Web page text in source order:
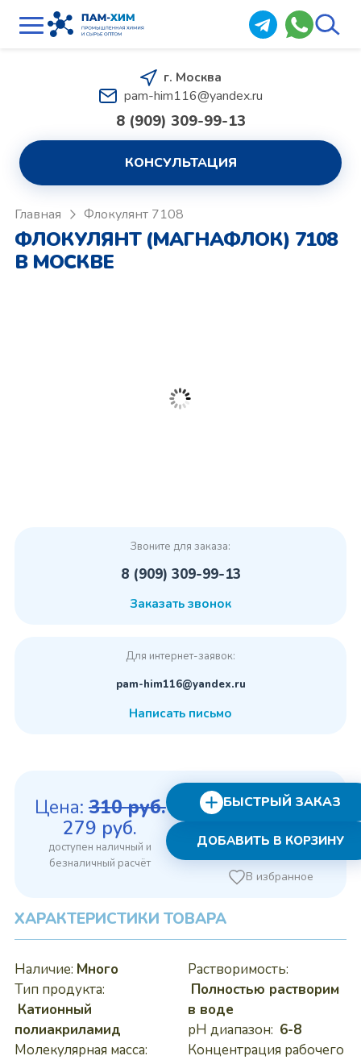
г. Москва
pam-him116@yandex.ru
8 (909) 309-99-13
КОНСУЛЬТАЦИЯ
Главная Флокулянт 7108
ФЛОКУЛЯНТ (МАГНАФЛОК) 7108
В МОСКВЕ
Звоните для заказа:
8 (909) 309-99-13
Заказать звонок
Для интернет-заявок:
pam-him116@yandex.ru
Написать письмо
Цена: 310руб.
Первоначальная
цена
составляла
279 руб. Текущая
цена:
279 руб..
ДОБАВИТЬ В КОРЗИНУ
БЫСТРЫЙ ЗАКАЗ
В избранное
ХАРАКТЕРИСТИКИ ТОВАРА
Наличие: Много
Тип продукта:
Катионный
полиакриламид
Молекулярная масса:
Растворимость:
Полностью растворим
в воде
pH диапазон: 6-8
Концентрация рабочего